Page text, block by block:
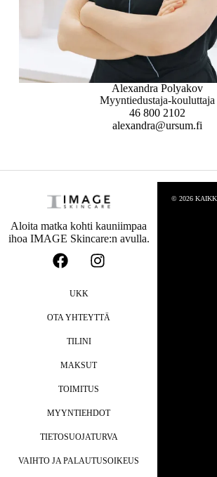
Alexandra Polyakov
Myyntiedustaja-kouluttaja
46 800 2102
alexandra@ursum.fi
Aloita matka kohti kauniimpaa
ihoa IMAGE Skincare:n avulla.
UKK
OTA YHTEYTTÄ
TILINI
MAKSUT
TOIMITUS
MYYNTIEHDOT
TIETOSUOJATURVA
VAIHTO JA PALAUTUSOIKEUS
© 2026